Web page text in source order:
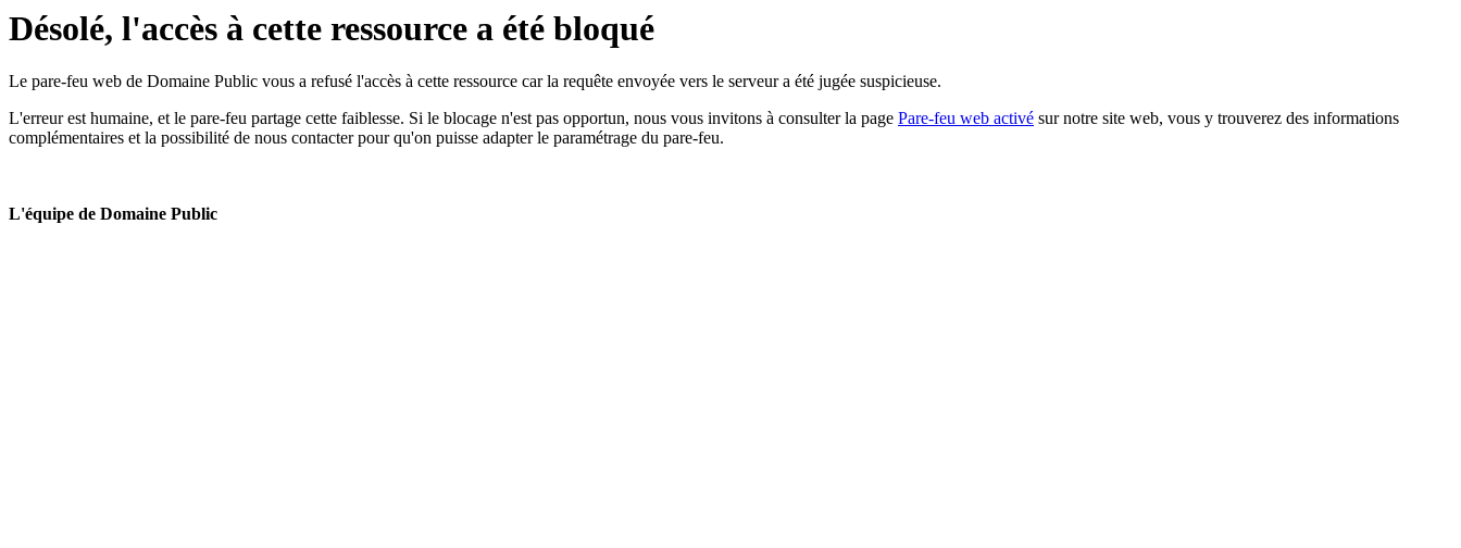
Désolé, l'accès à cette ressource a été bloqué
Le pare-feu web de Domaine Public vous a refusé l'accès à cette ressource car la requête envoyée vers le serveur a été jugée suspicieuse.
L'erreur est humaine, et le pare-feu partage cette faiblesse. Si le blocage n'est pas opportun, nous vous invitons à consulter la page Pare-feu web activé sur notre site web, vous y trouverez des informations
complémentaires et la possibilité de nous contacter pour qu'on puisse adapter le paramétrage du pare-feu.
L'équipe de Domaine Public